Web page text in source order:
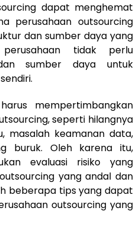
dapat menghemat
perusahaan outsourcing
dan sumber daya yang
tidak perlu
sumber daya untuk
mempertimbangkan
seperti hilangnya
masalah keamanan data,
buruk. Oleh karena itu,
evaluasi risiko yang
yang andal dan
beberapa tips yang dapat
outsourcing yang